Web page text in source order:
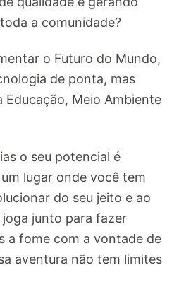
a comunidade?
o Futuro do Mundo,
de ponta, mas
Meio Ambiente
o seu potencial é
lugar onde você tem
do seu jeito e ao
junto para fazer
a fome com a vontade de
aventura não tem limites